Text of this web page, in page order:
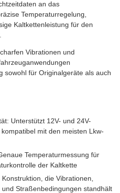
an das
Temperaturregelung,
Kaltkettenleistung für den
Vibrationen und
sowohl für Originalgeräte als auch
Unterstützt 12V- und 24V-
mit den meisten Lkw-
Temperaturmessung für
der Kaltkette
die Vibrationen,
Straßenbedingungen standhält